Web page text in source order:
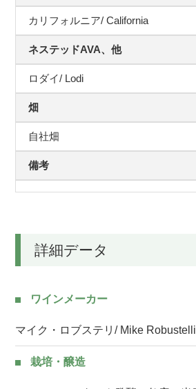
カリフォルニア/ California
ネステッドAVA、他
ロダイ/ Lodi
畑
自社畑
備考
詳細データ
ワインメーカー
マイク・ロブステリ/ Mike Robustelli
栽培・醸造